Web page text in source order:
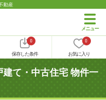
動産
0
保存した条件
0
お気に入り
て・中古住宅 物件一